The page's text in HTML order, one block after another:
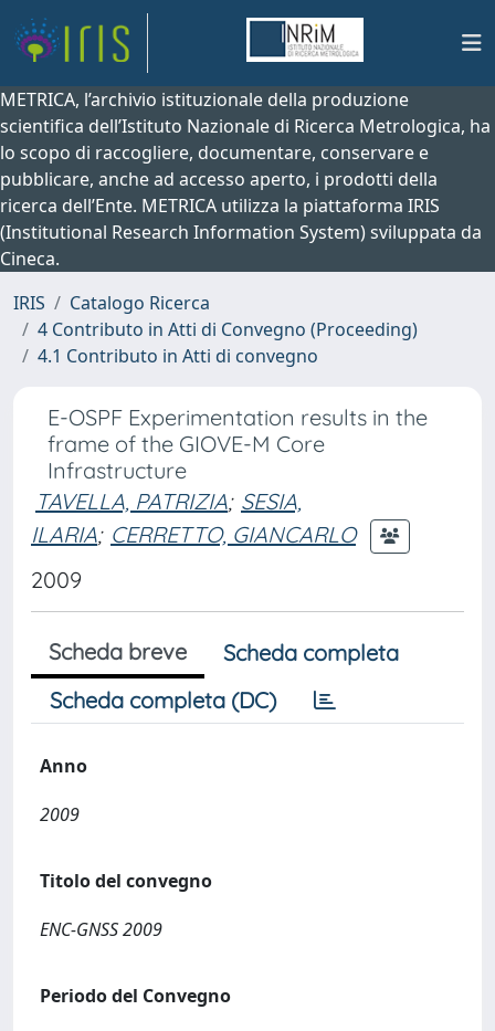
METRICA, l’archivio istituzionale della produzione
scientifica dell’Istituto Nazionale di Ricerca Metrologica, ha
lo scopo di raccogliere, documentare, conservare e
pubblicare, anche ad accesso aperto, i prodotti della
ricerca dell’Ente. METRICA utilizza la piattaforma IRIS
(Institutional Research Information System) sviluppata da
Cineca.
IRIS
Catalogo Ricerca
4 Contributo in Atti di Convegno (Proceeding)
4.1 Contributo in Atti di convegno
E-OSPF Experimentation results in the
frame of the GIOVE-M Core
Infrastructure
TAVELLA, PATRIZIA; SESIA,
ILARIA; CERRETTO, GIANCARLO
2009
Scheda breve
Scheda completa
Scheda completa (DC)
Anno
2009
Titolo del convegno
ENC-GNSS 2009
Periodo del Convegno